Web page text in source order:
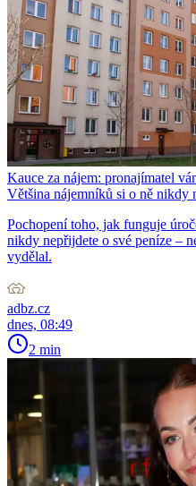
Kauce za nájem: pronajímatel
Většina nájemníků si o ně nikdy
Pochopení toho, jak funguje
nikdy nepřijdete o své peníze –
vydělal.
adbz.cz
dnes, 08:49
2 min